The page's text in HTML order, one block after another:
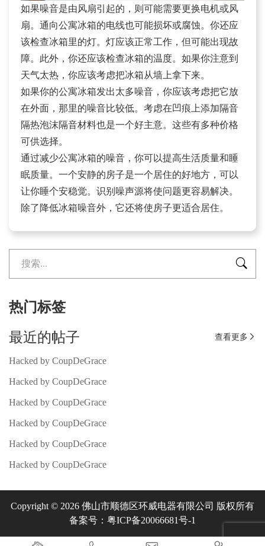
如果噪音是由风扇引起的，则可能需要更换电机或风
扇。通向公寓冰箱的电线也可能损坏或腐蚀。你还应
该检查冰箱里的灯。灯应该正常工作，但可能出现故
障。此外，你还应该检查冰箱的温度。如果你注意到
天气太热，你应该考虑把冰箱从墙上拿下来。
如果你的公寓冰箱发出太多噪音，你应该考虑把它放
在外面，那里的噪音比较低。考虑在凹痕上添加隔音
隔热泡沫隔音材料也是一个好主意。这些有多种价格
可供选择。
通过减少公寓冰箱的噪音，你可以提高生活质量和睡
眠质量。一个安静的房子是一个居住的好地方，可以
让你睡个安稳觉。识别噪声源将使问题更容易解决。
除了降低冰箱噪音外，它还将使房子更适合居住。

热门标签
最近的帖子
查看更多 
Hacked by CoupDeGrace
Hacked by CoupDeGrace
Hacked by CoupDeGrace
Hacked by CoupDeGrace
Hacked by CoupDeGrace
Hacked by CoupDeGrace
Copyright © 2026 佛山市顺德区环威电器有限公司 版权所有
备案号：粤ICP备20066681号-1